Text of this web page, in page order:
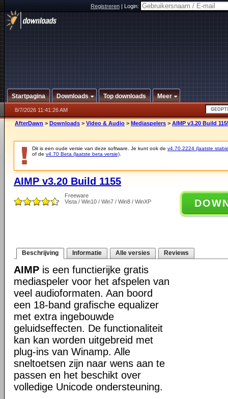
Registreren|Login:
Startpagina Downloads Top downloads Meer
8/7/2026 11:41:26 AM
AfterDawn > Downloads > Video & Audio > Mediaspelers > AIMP v3.20 Build
Dit is een oude versie van deze software. Je kunt ook de v4.70.2224 (laatste
of de v4.70 Beta (laatste beta versie)
AIMP v3.20 Build 1155
Freeware
Vista / Win10 / Win7 / Win8 / WinXP
Beschrijving Informatie Alle versies Reviews
AIMP is een functierijke gratis
mediaspeler voor het afspelen van
veel audioformaten. Aan boord
een 18-band grafische equalizer
met extra ingebouwde
geluidseffecten. De functionaliteit
kan kan worden uitgebreid met
plug-ins van Winamp. Alle
sneltoetsen zijn naar wens aan te
passen en het beschikt over
volledige Unicode ondersteuning.